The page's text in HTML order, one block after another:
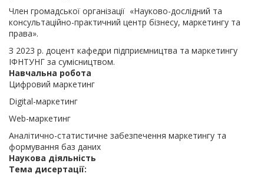
Член громадської організації «Науково-дослідний та
консультаційно-практичний центр бізнесу, маркетингу та
права».
З 2023 р. доцент кафедри підприємництва та маркетингу
ІФНТУНГ за сумісництвом.
Навчальна робота
Цифровий маркетинг
Digital-маркетинг
Web-маркетинг
Аналітично-статистичне забезпечення маркетингу та
формування баз даних
Наукова діяльність
Тема дисертації: